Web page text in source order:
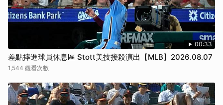
00:33
差點摔進球員休息區 Stott美技接殺演出【MLB】2026.08.07
1,544 觀看次數